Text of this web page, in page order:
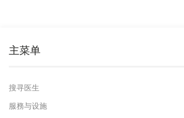
主菜单
搜寻医生
服務与设施